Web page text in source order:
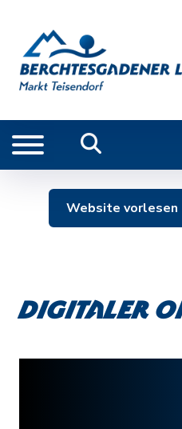
Website vorlesen
Digitaler